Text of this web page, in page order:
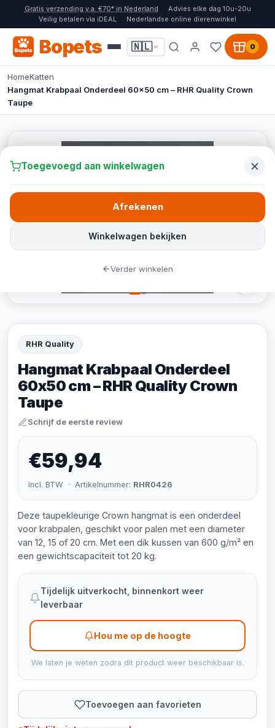
Gratis verzending v.a. €70* in Nederland
Advies elke dag 10u-20u
Veilig betalen via iDEAL
Nederlandse online dierenwinkel
Bopets 🇳🇱 0
HomeKatten
Hangmat Krabpaal Onderdeel 60x50 cm – RHR Quality Crown
Taupe
RHR Quality
Hangmat Krabpaal Onderdeel
60x50 cm – RHR Quality Crown
Taupe
Schrijf de eerste review
€59,94
incl. BTW · Artikelnummer: RHR0426
Deze taupekleurige Crown hangmat is een onderdeel
voor krabpalen, geschikt voor palen met een diameter
van 12, 15 of 20 cm. Met een dik kussen van 600 g/m² en
een gewichtscapaciteit tot 20 kg.
Tijdelijk uitverkocht, binnenkort weer
leverbaar
Hou me op de hoogte
We laten je weten zodra dit product weer beschikbaar is.
Toevoegen aan favorieten
Toegevoegd aan winkelwagen
Winkelwagen bekijken
Afrekenen
Verder winkelen